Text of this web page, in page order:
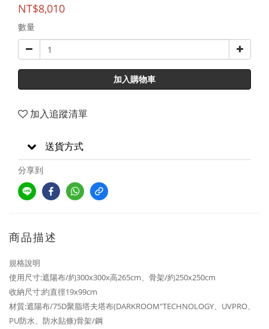
NT$8,010
數量
加入購物車
加入追蹤清單
送貨方式
分享到
商品描述
規格說明
使用尺寸:遮陽布/約300x300x高265cm、骨架/約250x250cm
收納尺寸:約直徑19x99cm
材質:遮陽布/75D聚脂塔夫塔布(DARKROOM"TECHNOLOGY、UVPRO、
PU防水、防水貼條)骨架/鋼